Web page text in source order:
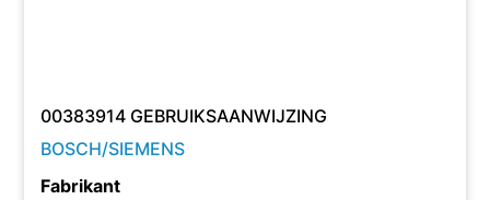
00383914 GEBRUIKSAANWIJZING
BOSCH/SIEMENS
Fabrikant